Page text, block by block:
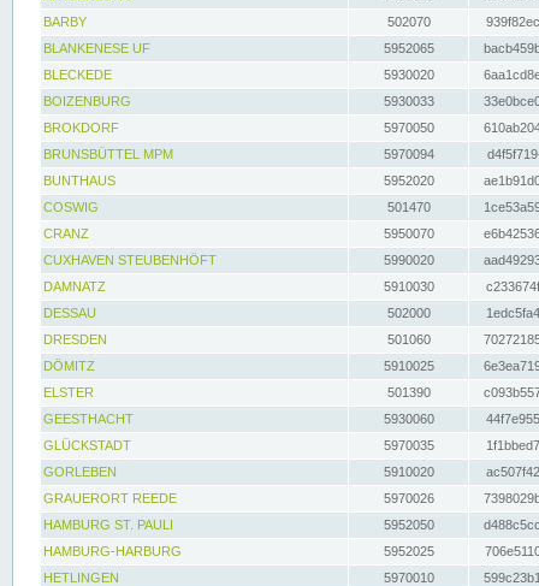
BARBY
502070
BLANKENESE UF
5952065
BLECKEDE
5930020
BOIZENBURG
5930033
BROKDORF
5970050
BRUNSBÜTTEL MPM
5970094
BUNTHAUS
5952020
COSWIG
501470
CRANZ
5950070
CUXHAVEN STEUBENHÖFT
5990020
DAMNATZ
5910030
DESSAU
502000
DRESDEN
501060
DÖMITZ
5910025
ELSTER
501390
GEESTHACHT
5930060
GLÜCKSTADT
5970035
GORLEBEN
5910020
GRAUERORT REEDE
5970026
HAMBURG ST. PAULI
5952050
HAMBURG-HARBURG
5952025
HETLINGEN
5970010